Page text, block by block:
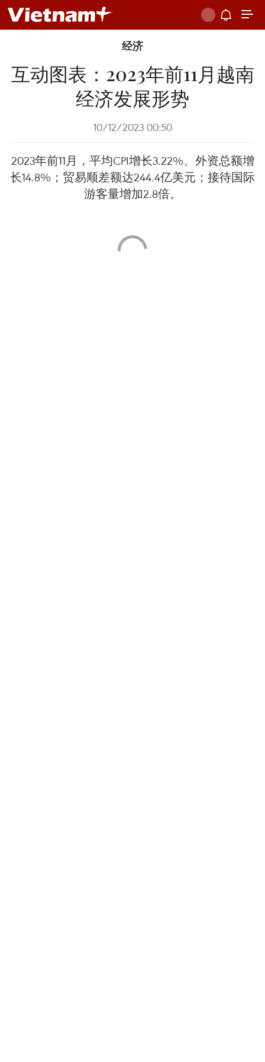
经济
互动图表：2023年前11月越南
经济发展形势
10/12/2023 00:50
2023年前11月，平均CPI增长3.22%、外资总额增
长14.8%；贸易顺差额达244.4亿美元；接待国际
游客量增加2.8倍。